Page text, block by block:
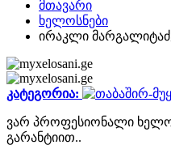
მთავარი
ხელოსნები
ირაკლი
კატეგორია:
ვარ პროფესიონალი
გარანტიით..